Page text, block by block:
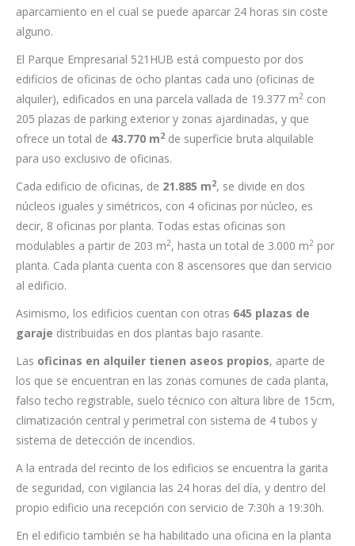
aparcamiento en el cual se puede aparcar 24 horas sin coste
alguno.
El Parque Empresarial 521HUB está compuesto por dos
edificios de oficinas de ocho plantas cada uno (oficinas de
alquiler), edificados en una parcela vallada de 19.377 m2 con
205 plazas de parking exterior y zonas ajardinadas, y que
ofrece un total de 43.770 m2 de superficie bruta alquilable
para uso exclusivo de oficinas.
Cada edificio de oficinas, de 21.885 m2, se divide en dos
núcleos iguales y simétricos, con 4 oficinas por núcleo, es
decir, 8 oficinas por planta. Todas estas oficinas son
modulables a partir de 203 m2, hasta un total de 3.000 m2 por
planta. Cada planta cuenta con 8 ascensores que dan servicio
al edificio.
Asimismo, los edificios cuentan con otras 645 plazas de
garaje distribuidas en dos plantas bajo rasante.
Las oficinas en alquiler tienen aseos propios, aparte de
los que se encuentran en las zonas comunes de cada planta,
falso techo registrable, suelo técnico con altura libre de 15cm,
climatización central y perimetral con sistema de 4 tubos y
sistema de detección de incendios.
A la entrada del recinto de los edificios se encuentra la garita
de seguridad, con vigilancia las 24 horas del día, y dentro del
propio edificio una recepción con servicio de 7:30h a 19:30h.
En el edificio también se ha habilitado una oficina en la planta